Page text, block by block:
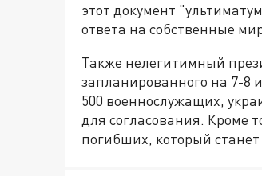
этот документ
ответа на собственные
Также нелегитимный
запланированного на 7-8
500 военнослужащих,
для согласования. Кроме
погибших, который